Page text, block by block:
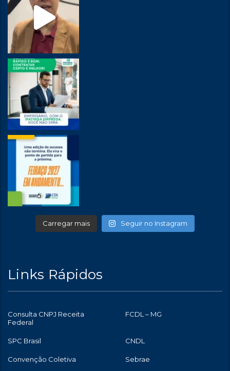
Carregar mais Seguir no Instagram
Links Rápidos
Consulta CNPJ Receita
Federal
FCDL – MG
SPC Brasil CNDL
Convenção Coletiva Sebrae